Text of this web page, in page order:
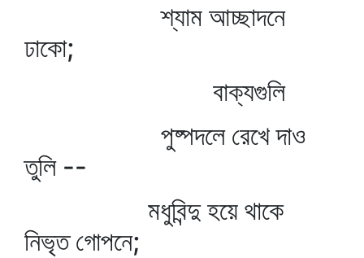
শ্যাম আচ্ছাদনে
ঢাকো;
বাক্যগুলি
পুষ্পদলে রেখে দাও
তুলি --
মধুবিন্দু হয়ে থাকে
নিভৃত গোপনে;